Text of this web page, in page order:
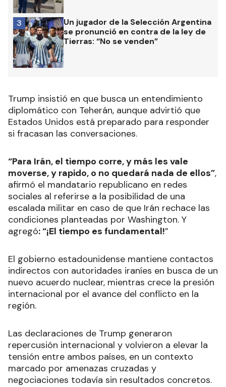
Un jugador de la Selección Argentina
se pronunció en contra de la ley de
Tierras: “No se venden”
3
Trump insistió en que busca un entendimiento
diplomático con Teherán, aunque advirtió que
Estados Unidos está preparado para responder
si fracasan las conversaciones.
“Para Irán, el tiempo corre, y más les vale
moverse, y rapido, o no quedará nada de ellos”,
afirmó el mandatario republicano en redes
sociales al referirse a la posibilidad de una
escalada militar en caso de que Irán rechace las
condiciones planteadas por Washington. Y
agregó: “¡El tiempo es fundamental!”
El gobierno estadounidense mantiene contactos
indirectos con autoridades iraníes en busca de un
nuevo acuerdo nuclear, mientras crece la presión
internacional por el avance del conflicto en la
región.
Las declaraciones de Trump generaron
repercusión internacional y volvieron a elevar la
tensión entre ambos países, en un contexto
marcado por amenazas cruzadas y
negociaciones todavía sin resultados concretos.